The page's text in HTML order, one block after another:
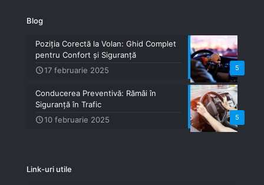
Blog
5
Poziția Corectă la Volan: Ghid Complet
pentru Confort și Siguranță
17 februarie 2025
5
Conducerea Preventivă: Rămâi în
Siguranță în Trafic
10 februarie 2025
Link-uri utile